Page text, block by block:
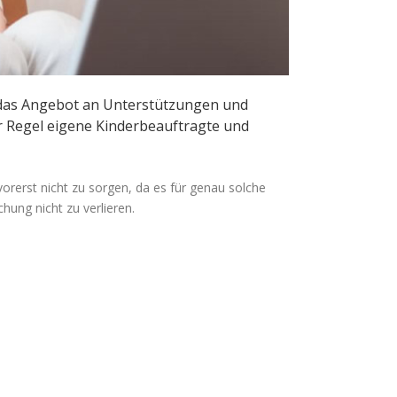
Angebot an Unterstützungen und
eigene Kinderbeauftragte und
nicht zu sorgen, da es für genau solche
nicht zu verlieren.